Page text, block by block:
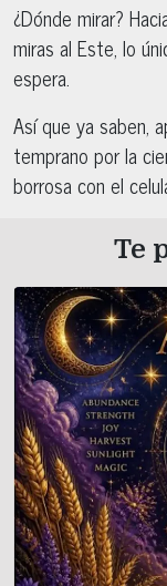
¿Dónde mirar?
miras al Este, lo
espera.
Así que ya saben,
temprano por la
borrosa con el
Te